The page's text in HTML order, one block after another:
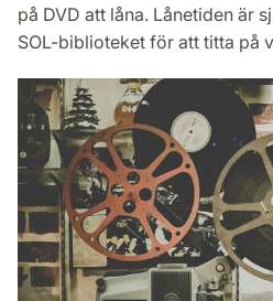
på DVD att låna. Lånetiden är
SOL-biblioteket för att titta på